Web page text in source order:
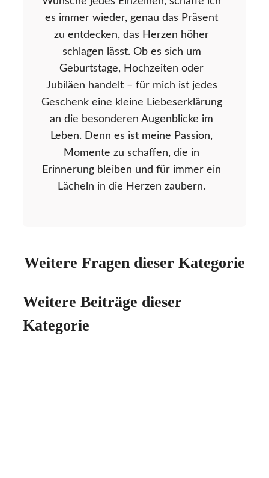
es immer wieder, genau das Präsent
zu entdecken, das Herzen höher
schlagen lässt. Ob es sich um
Geburtstage, Hochzeiten oder
Jubiläen handelt – für mich ist jedes
Geschenk eine kleine Liebeserklärung
an die besonderen Augenblicke im
Leben. Denn es ist meine Passion,
Momente zu schaffen, die in
Erinnerung bleiben und für immer ein
Lächeln in die Herzen zaubern.
Weitere Fragen dieser Kategorie
Weitere Beiträge dieser
Kategorie